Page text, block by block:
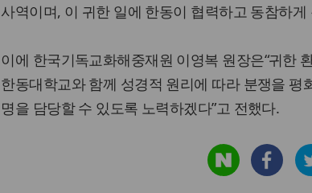
사역이며, 이 귀한 일에 한동이 협력하고 동참하
이에 한국기독교화해중재원 이영복 원장은“귀한
한동대학교와 함께 성경적 원리에 따라 분쟁을
명을 담당할 수 있도록 노력하겠다”고 전했다.